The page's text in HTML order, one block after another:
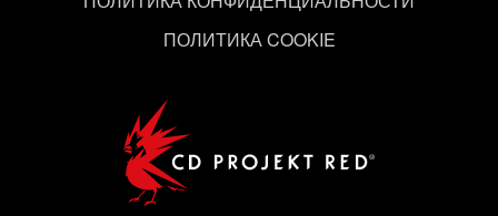
«Настройки» ниже.
ПОЛИТИКА COOKIE